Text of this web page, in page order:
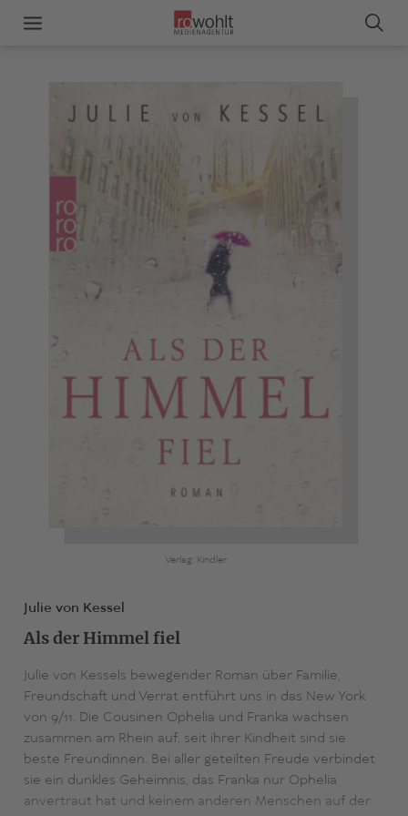
Verlag: Kindler
Julie von Kessel
Als der Himmel fiel
Julie von Kessels bewegender Roman über Familie,
Freundschaft und Verrat entführt uns in das New York
von 9/11. Die Cousinen Ophelia und Franka wachsen
zusammen am Rhein auf, seit ihrer Kindheit sind sie
beste Freundinnen. Bei aller geteilten Freude verbindet
sie ein dunkles Geheimnis, das Franka nur Ophelia
anvertraut hat und keinem anderen Menschen auf der